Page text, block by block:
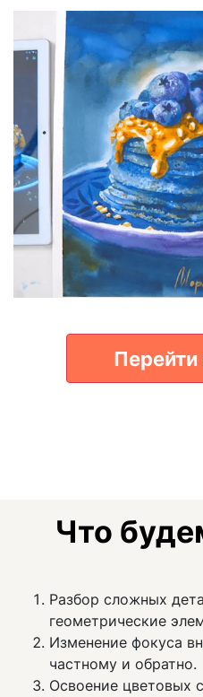
Перейти
Что
Разбор сложных
геометрические
Изменение фокуса
частному и обратно.
Освоение цветовых